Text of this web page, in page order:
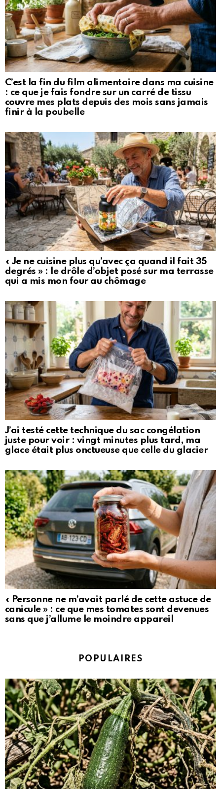
C’est la fin du film alimentaire dans ma cuisine
: ce que je fais fondre sur un carré de tissu
couvre mes plats depuis des mois sans jamais
finir à la poubelle
« Je ne cuisine plus qu’avec ça quand il fait 35
degrés » : le drôle d’objet posé sur ma terrasse
qui a mis mon four au chômage
J’ai testé cette technique du sac congélation
juste pour voir : vingt minutes plus tard, ma
glace était plus onctueuse que celle du glacier
« Personne ne m’avait parlé de cette astuce de
canicule » : ce que mes tomates sont devenues
sans que j’allume le moindre appareil
POPULAIRES